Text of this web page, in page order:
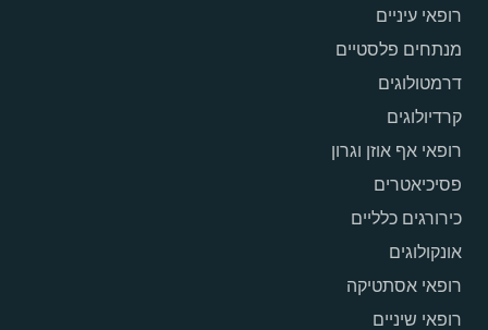
רופאי עיניים
מנתחים פלסטיים
דרמטולוגים
קרדיולוגים
רופאי אף אוזן וגרון
פסיכיאטרים
כירורגים כלליים
אונקולוגים
רופאי אסתטיקה
רופאי שיניים